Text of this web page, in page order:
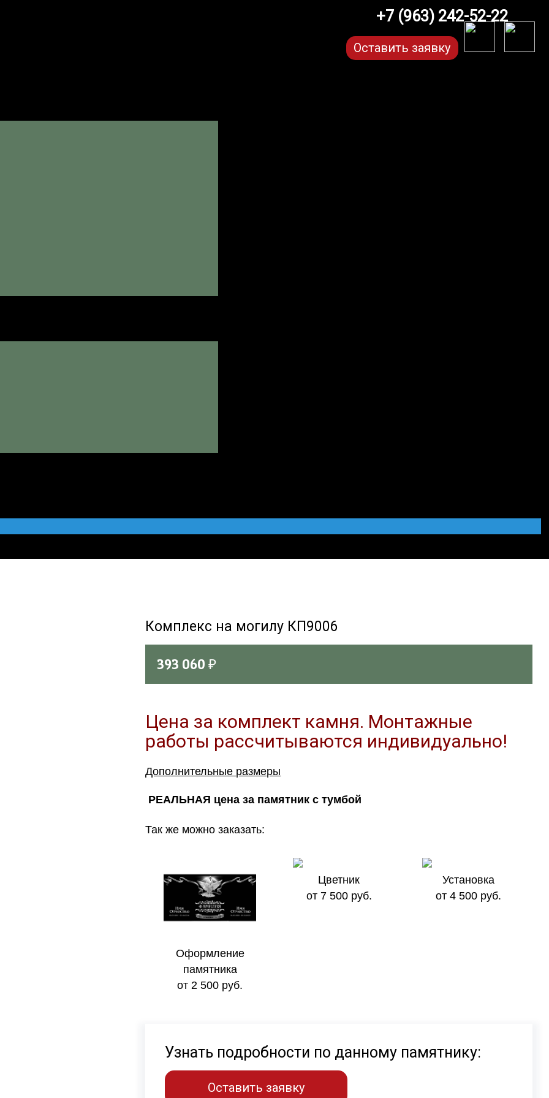
+7 (963) 242-52-22
Оставить заявку
Комплекс на могилу КП9006
393 060₽
Цена за комплект камня. Монтажные
работы рассчитываются индивидуально!
Дополнительные размеры
РЕАЛЬНАЯ цена за памятник с тумбой
Так же можно заказать:
Оформление
памятника
от 2 500 руб.
Цветник
от 7 500 руб.
Установка
от 4 500 руб.
Узнать подробности по данному памятнику:
Оставить заявку